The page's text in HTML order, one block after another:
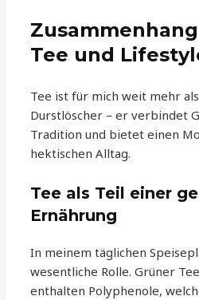
Tee und
Tee ist für mich weit mehr
Durstlöscher – er verbindet
Tradition und bietet einen
hektischen Alltag.
Tee als Teil einer
Ernährung
In meinem täglichen
wesentliche Rolle. Grüner
enthalten Polyphenole,